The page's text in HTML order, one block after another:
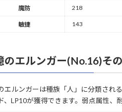
魔防 218
敏捷 143
のエルンガー(No.16)そ
エルンガーは種族「人」に分類され
、LP10が獲得できます。弱点属性、